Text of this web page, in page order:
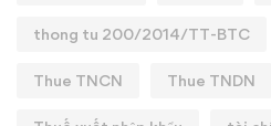
thong tu 200/2014/TT-BTC
Thue TNCN Thue TNDN